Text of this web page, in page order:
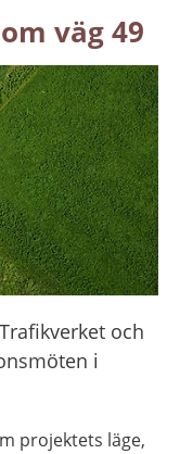
väg 49
och
i
projektets läge,